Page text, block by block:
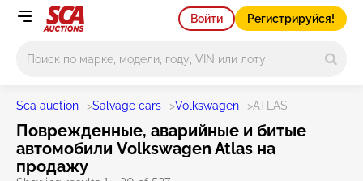
Войти Регистрируйся!
Sca auction >Salvage cars >Volkswagen >ATLAS
Поврежденные, аварийные и битые
автомобили Volkswagen Atlas на
продажу